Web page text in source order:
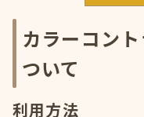
カラーコン
ついて
利用方法